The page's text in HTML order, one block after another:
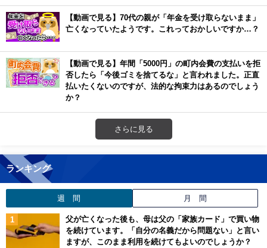
【動画で見る】70代の親が「年金を受け取らないまま」
亡くなっていたようです。これっておかしいですか…？
【動画で見る】年間「5000円」の町内会費の支払いを拒
否したら「今後ゴミを捨てるな」と言われました。正直
払いたくないのですが、法的な拘束力はあるのでしょう
か？
さらに見る
ランキング
週 間 月 間
父が亡くなった後も、母は父の「家族カード」で買い物
を続けています。「自分の名義だから問題ない」と言い
ますが、このまま利用を続けてもよいのでしょうか？